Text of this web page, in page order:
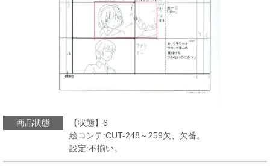
商品状態
【状態】6
絵コンテ:CUT-248～259欠、欠番。
設定:不揃い。